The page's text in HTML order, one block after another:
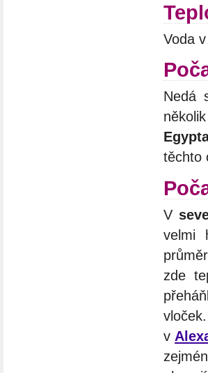
Voda
Nedá
těchto
V
velmi
zde
v